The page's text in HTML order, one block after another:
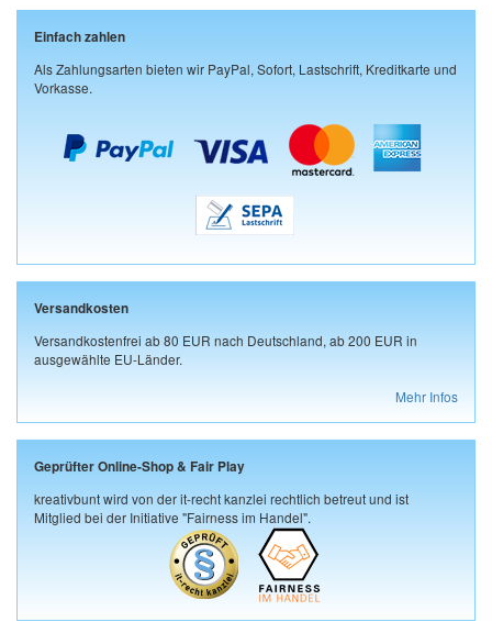
Einfach zahlen
Als Zahlungsarten bieten wir PayPal, Sofort, Lastschrift, Kreditkarte und
Vorkasse.
Versandkosten
Versandkostenfrei ab 80 EUR nach Deutschland, ab 200 EUR in
ausgewählte EU-Länder.
Mehr Infos
Geprüfter Online-Shop & Fair Play
kreativbunt wird von der it-recht kanzlei rechtlich betreut und ist
Mitglied bei der Initiative "Fairness im Handel".